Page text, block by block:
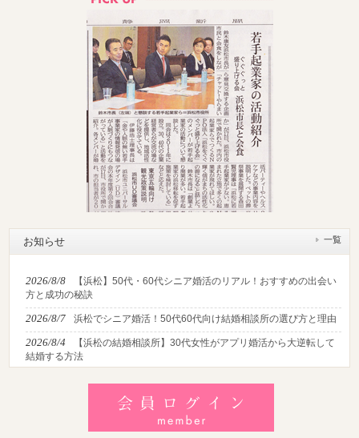
お知らせ 一覧
2026/8/8
【浜松】50代・60代シニア婚活のリアル！おすすめの出会い
方と成功の秘訣
2026/8/7 浜松でシニア婚活！50代60代向け結婚相談所の選び方と理由
2026/8/4
【浜松の結婚相談所】30代女性がアプリ婚活から大逆転して
結婚する方法
しいデートの服装・スポット徹底解説
【浜松】アラフォー男性が婚活で無双する3つの戦略！30代
後半・40代からの大人の成婚術